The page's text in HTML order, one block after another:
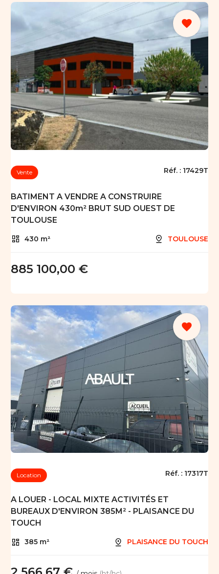
favorite
Vente Réf. : 17429T
BATIMENT A VENDRE A CONSTRUIRE
D'ENVIRON 430m² BRUT SUD OUEST DE
TOULOUSE
430 m² TOULOUSE
885 100,00 €
favorite
Location Réf. : 17317T
A LOUER - LOCAL MIXTE ACTIVITÉS ET
BUREAUX D'ENVIRON 385M² - PLAISANCE DU
TOUCH
385 m² PLAISANCE DU TOUCH